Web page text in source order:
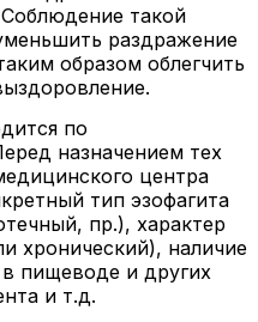
такой
раздражение
образом облегчить
по
назначением тех
центра
тип эзофагита
пр.), характер
хронический), наличие
пищеводе и других
и т.д.